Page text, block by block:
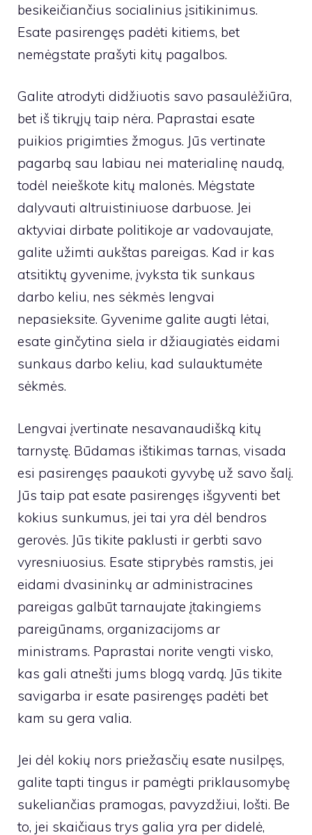
besikeičiančius socialinius įsitikinimus.
Esate pasirengęs padėti kitiems, bet
nemėgstate prašyti kitų pagalbos.
Galite atrodyti didžiuotis savo pasaulėžiūra,
bet iš tikrųjų taip nėra. Paprastai esate
puikios prigimties žmogus. Jūs vertinate
pagarbą sau labiau nei materialinę naudą,
todėl neieškote kitų malonės. Mėgstate
dalyvauti altruistiniuose darbuose. Jei
aktyviai dirbate politikoje ar vadovaujate,
galite užimti aukštas pareigas. Kad ir kas
atsitiktų gyvenime, įvyksta tik sunkaus
darbo keliu, nes sėkmės lengvai
nepasieksite. Gyvenime galite augti lėtai,
esate ginčytina siela ir džiaugiatės eidami
sunkaus darbo keliu, kad sulauktumėte
sėkmės.
Lengvai įvertinate nesavanaudišką kitų
tarnystę. Būdamas ištikimas tarnas, visada
esi pasirengęs paaukoti gyvybę už savo šalį.
Jūs taip pat esate pasirengęs išgyventi bet
kokius sunkumus, jei tai yra dėl bendros
gerovės. Jūs tikite paklusti ir gerbti savo
vyresniuosius. Esate stiprybės ramstis, jei
eidami dvasininkų ar administracines
pareigas galbūt tarnaujate įtakingiems
pareigūnams, organizacijoms ar
ministrams. Paprastai norite vengti visko,
kas gali atnešti jums blogą vardą. Jūs tikite
savigarba ir esate pasirengęs padėti bet
kam su gera valia.
Jei dėl kokių nors priežasčių esate nusilpęs,
galite tapti tingus ir pamėgti priklausomybę
sukeliančias pramogas, pavyzdžiui, lošti. Be
to, jei skaičiaus trys galia yra per didelė,